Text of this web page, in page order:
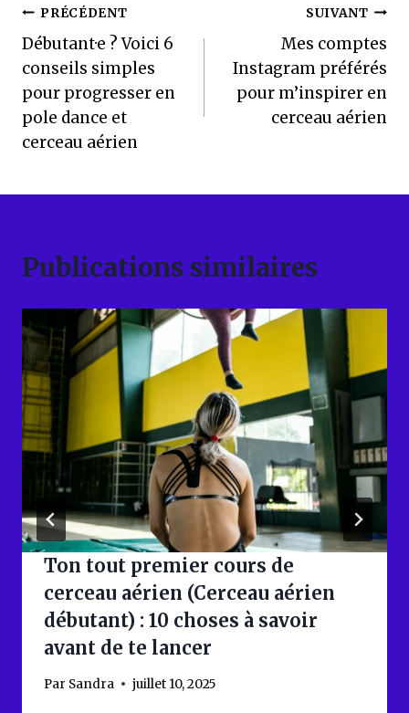
Navigation
de
l’article
PRÉCÉDENT
Débutant·e ? Voici 6
conseils simples
pour progresser en
pole dance et
cerceau aérien
SUIVANT
Mes comptes
Instagram préférés
pour m’inspirer en
cerceau aérien
Publications similaires
Ton tout premier cours de
cerceau aérien (Cerceau aérien
débutant) : 10 choses à savoir
avant de te lancer
Par Sandra juillet 10, 2025